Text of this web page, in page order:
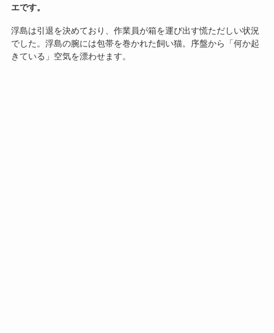
エです。
浮島は引退を決めており、作業員が箱を運び出す慌ただしい状況
でした。浮島の腕には包帯を巻かれた飼い猫。序盤から「何か起
きている」空気を漂わせます。